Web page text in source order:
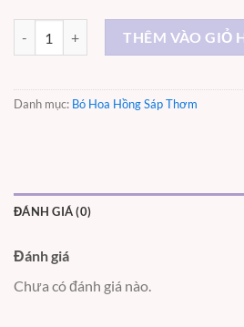
Yêu Đậm Sâu – ST060 số lượng
THÊM VÀO GIỎ
Danh mục: Bó Hoa Hồng Sáp Thơm
ĐÁNH GIÁ (0)
Đánh giá
Chưa có đánh giá nào.